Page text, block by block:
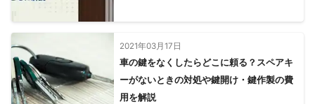
2021年03月17日
車の鍵をなくしたらどこに頼る？スペアキ
ーがないときの対処や鍵開け・鍵作製の費
用を解説